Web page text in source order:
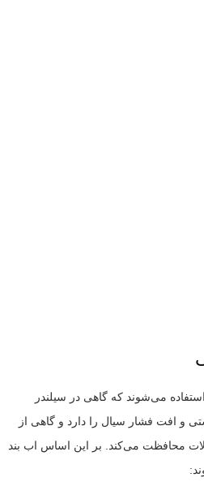
می‌شوند که گاهی در سیلندر
و افت فشار سیال را دارد و گاهی از
محافظت می‌کند. بر این اساس اب بند